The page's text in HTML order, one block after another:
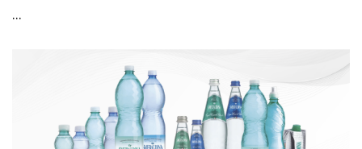
...